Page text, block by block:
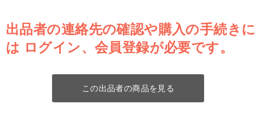
出品者の連絡先の確認や購入の手続きに
は ログイン、会員登録が必要です。
この出品者の商品を見る